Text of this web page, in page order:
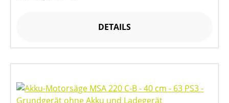
DETAILS